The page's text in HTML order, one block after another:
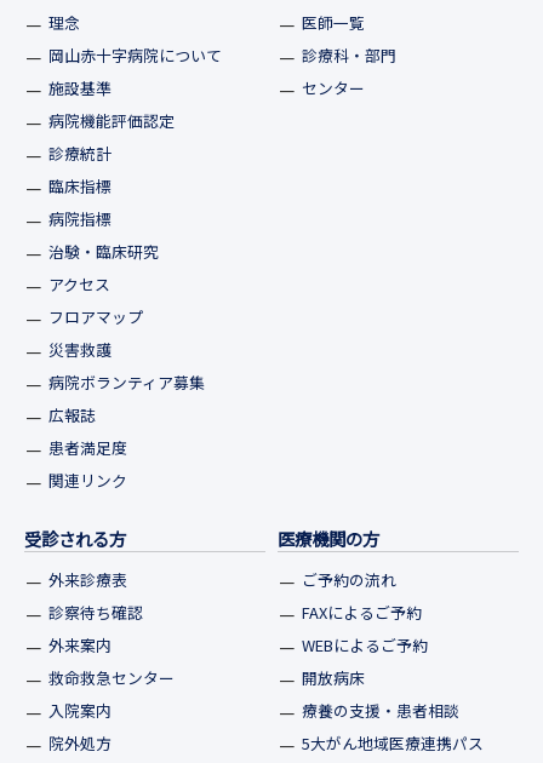
理念
岡山赤十字病院について
施設基準
病院機能評価認定
診療統計
臨床指標
病院指標
治験・臨床研究
アクセス
フロアマップ
災害救護
病院ボランティア募集
広報誌
患者満足度
関連リンク
医師一覧
診療科・部門
センター
受診される方
外来診療表
診察待ち確認
外来案内
救命救急センター
入院案内
院外処方
医療機関の方
ご予約の流れ
FAXによるご予約
WEBによるご予約
開放病床
療養の支援・患者相談
5大がん地域医療連携パス